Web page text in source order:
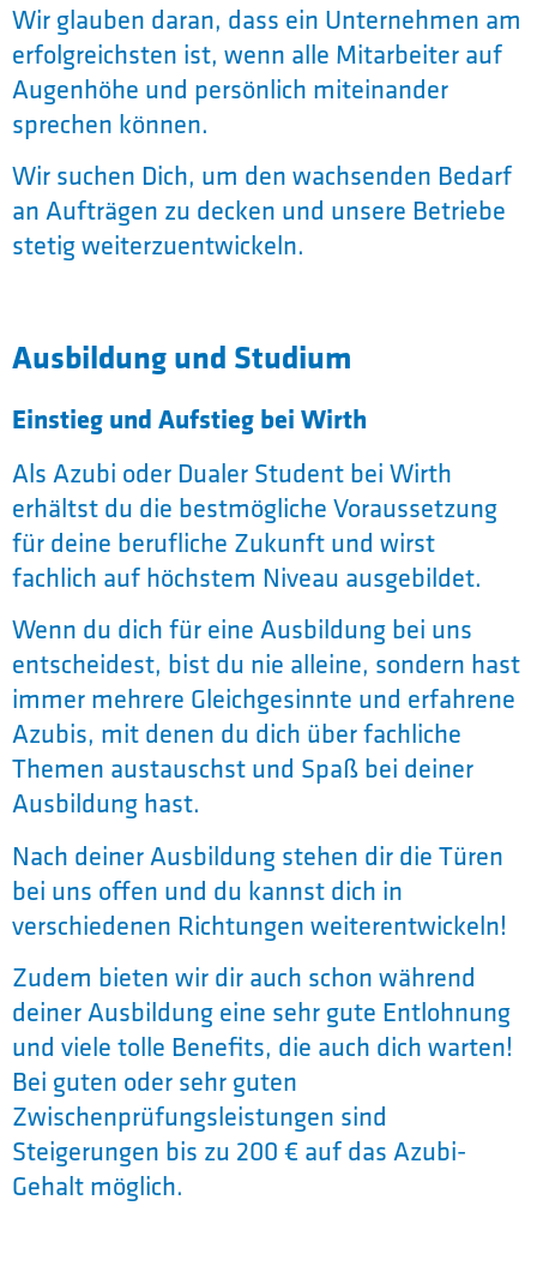
Wir glauben daran, dass ein Unternehmen am
erfolgreichsten ist, wenn alle Mitarbeiter auf
Augenhöhe und persönlich miteinander
sprechen können.
Wir suchen Dich, um den wachsenden Bedarf
an Aufträgen zu decken und unsere Betriebe
stetig weiterzuentwickeln.
Ausbildung und Studium
Einstieg und Aufstieg bei Wirth
Als Azubi oder Dualer Student bei Wirth
erhältst du die bestmögliche Voraussetzung
für deine berufliche Zukunft und wirst
fachlich auf höchstem Niveau ausgebildet.
Wenn du dich für eine Ausbildung bei uns
entscheidest, bist du nie alleine, sondern hast
immer mehrere Gleichgesinnte und erfahrene
Azubis, mit denen du dich über fachliche
Themen austauschst und Spaß bei deiner
Ausbildung hast.
Nach deiner Ausbildung stehen dir die Türen
bei uns offen und du kannst dich in
verschiedenen Richtungen weiterentwickeln!
Zudem bieten wir dir auch schon während
deiner Ausbildung eine sehr gute Entlohnung
und viele tolle Benefits, die auch dich warten!
Bei guten oder sehr guten
Zwischenprüfungsleistungen sind
Steigerungen bis zu 200 € auf das Azubi-
Gehalt möglich.